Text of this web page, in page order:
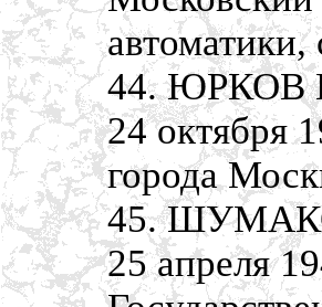
автоматики,
44. ЮРКОВ
24 октября
города
45.
25 апреля